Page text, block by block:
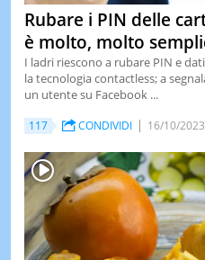
Rubare i PIN delle
è molto, molto
I ladri riescono a rubare PIN e
la tecnologia contactless; a
un utente su Facebook ...
117 CONDIVIDI 16/10/2023